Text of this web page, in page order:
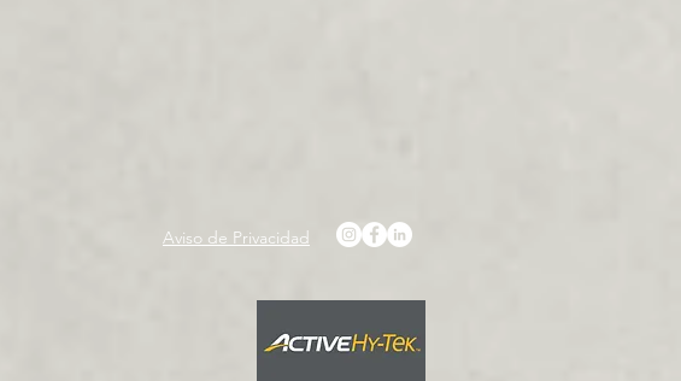
Aviso de Privacidad